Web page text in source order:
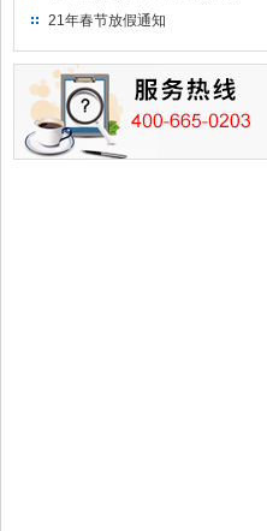
21年春节放假通知